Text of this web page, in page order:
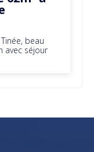
beau
avec séjour